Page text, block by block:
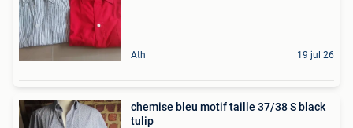
Ath 19 jul 26
chemise bleu motif taille 37/38 S black
tulip